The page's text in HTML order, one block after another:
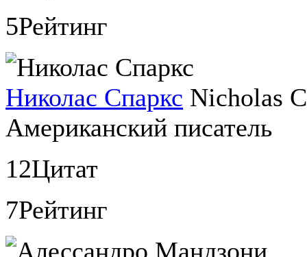
5Рейтинг
Николас Спаркс Nicholas
Американский писатель
12Цитат
7Рейтинг